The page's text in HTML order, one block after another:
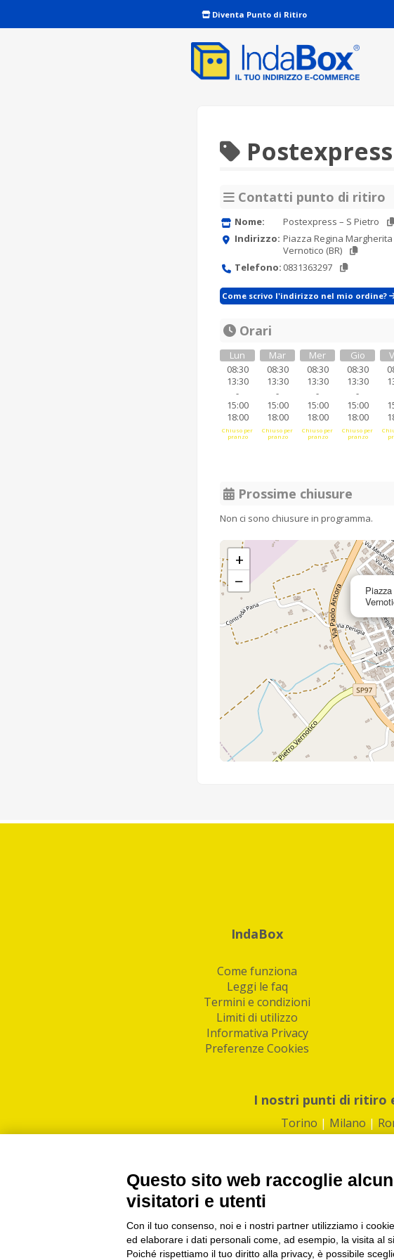
Diventa Punto di Ritiro
Contatti punto di ritiro
Nome:
Postexpress – S Pietro
Indirizzo: Piazza Regina Margherita
Vernotico (BR)
Telefono: 0831363297
Come scrivo l'indirizzo nel mio ordine?
Orari
Lun
08:30
13:30
-
15:00
18:00
Chiuso per
pranzo
Mar
08:30
13:30
-
15:00
18:00
Chiuso per
pranzo
Mer
08:30
13:30
-
15:00
18:00
Chiuso per
pranzo
Gio
08:30
13:30
-
15:00
18:00
Chiuso per
pranzo
Prossime chiusure
Non ci sono chiusure in programma.
+
−
IndaBox
Come funziona
Leggi le faq
Termini e condizioni
Limiti di utilizzo
Informativa Privacy
Preferenze Cookies
I nostri punti di ritiro
Torino | Milano |
PI/CF/N°Iscr.: 10821360012 | REA:
IndaBox | Oltre 11.500 punti di ritiro tra
Questo sito web raccoglie
visitatori e utenti
Con il tuo consenso, noi e i nostri partner utilizziamo i
ed elaborare i dati personali come, ad esempio, la visita al
Poiché rispettiamo il tuo diritto alla privacy, è possibile